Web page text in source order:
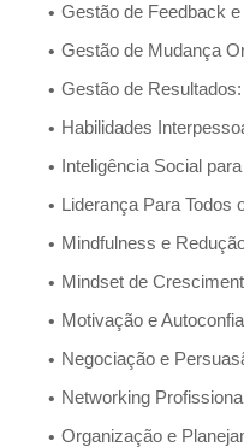
Gestão de Feedback
Gestão de Mudança
Gestão de
Habilidades
Inteligência Social
Liderança Para Todos
Mindfulness e
Mindset de
Motivação e
Negociação e
Networking
Organização e